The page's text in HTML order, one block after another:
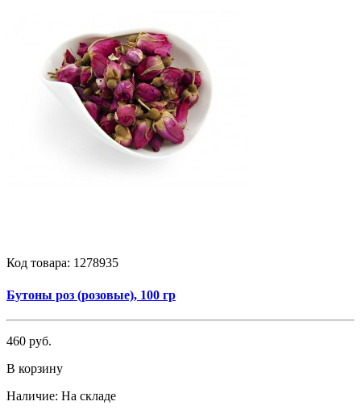
Код товара: 1278935
Бутоны роз (розовые), 100 гр
460 руб.
В корзину
Наличие: На складе